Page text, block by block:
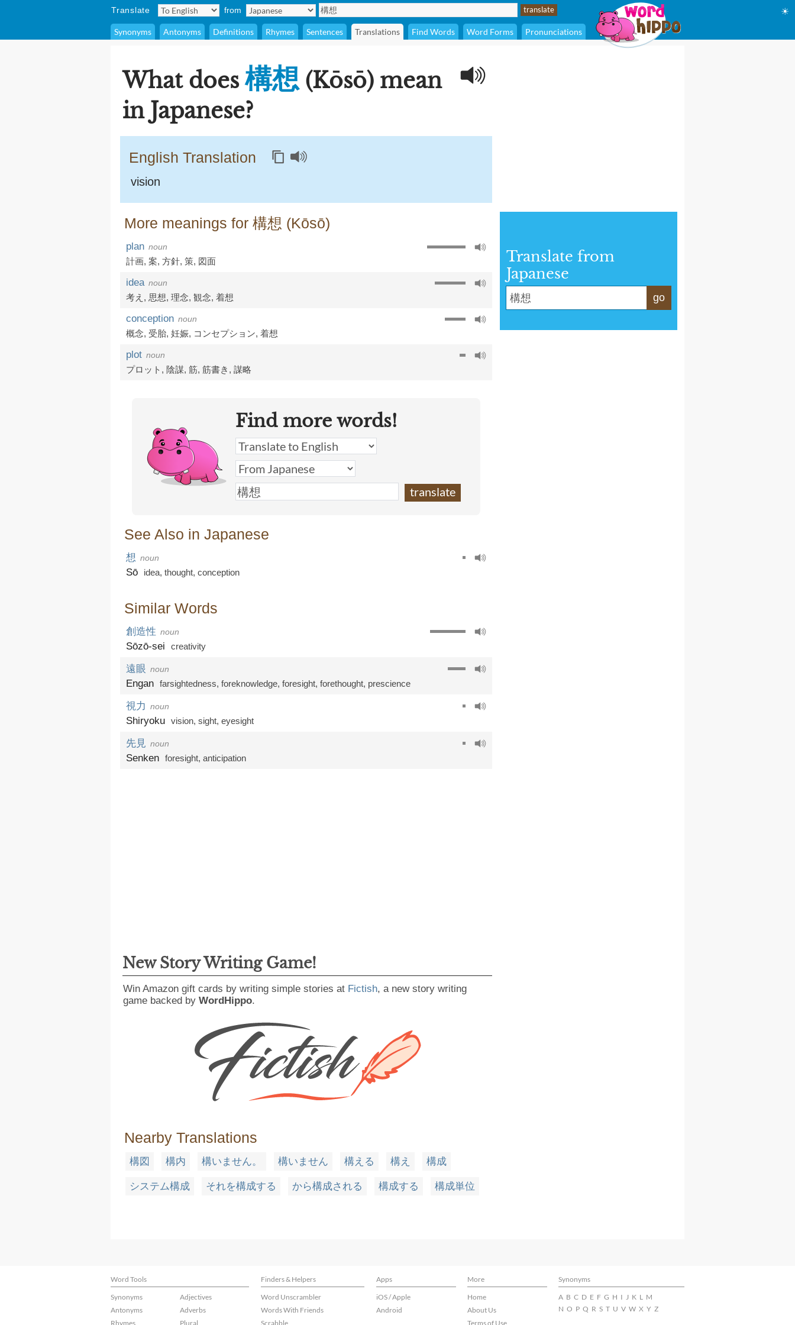
Translate from
Synonyms Antonyms Definitions Rhymes Sentences Translations Find Words Word Forms Pronunciations
☀
What does構想(Kōsō) mean
in Japanese?
English Translation
vision
More meanings for 構想 (Kōsō)
plan noun
計画, 案, 方針, 策, 図面
idea noun
考え , 思想, 理念, 観念, 着想
conception noun
概念, 受胎, 妊娠, コンセプション, 着想
plot noun
プロット , 陰謀, 筋, 筋書き , 謀略
Find more words!
See Also in Japanese
想 noun
Sō idea, thought, conception
Similar Words
創造性 noun
Sōzō-sei creativity
遠眼 noun
Engan farsightedness, foreknowledge, foresight, forethought, prescience
視力 noun
Shiryoku vision, sight, eyesight
先見 noun
Senken foresight, anticipation
New Story Writing Game!
Win Amazon gift cards by writing simple stories at Fictish, a new story writing
game backed by WordHippo.
Nearby Translations
構図 構内 構いません。 構いません 構える 構え 構成
システム構成 それを構成する から構成される 構成する 構成単位
Translate from
Japanese
go
Word Tools Finders & Helpers Apps More
Synonyms
Synonyms
Antonyms
Rhymes
Adjectives
Adverbs
Plural
Word Unscrambler
Words With Friends
Scrabble
iOS / Apple
Android
Home
About Us
Terms of Use
A B C D E F G H I J K L M
N O P Q R S T U V W X Y Z